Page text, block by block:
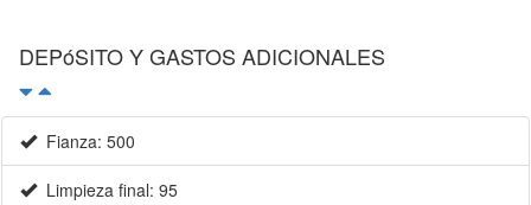
DEPóSITO Y GASTOS ADICIONALES
Fianza: 500
Limpieza final: 95